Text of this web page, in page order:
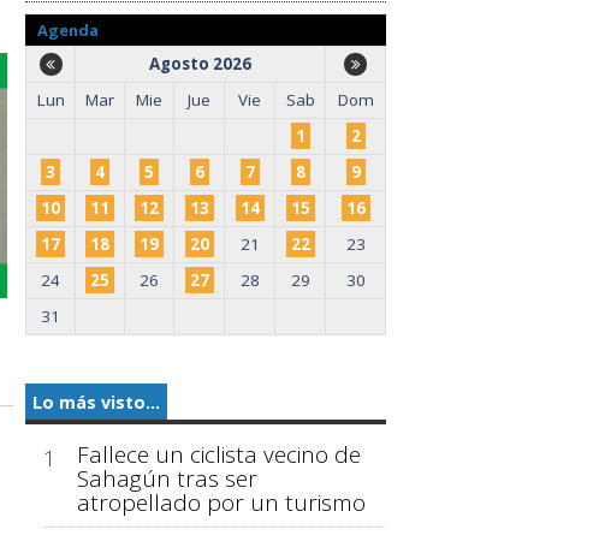
Agenda
Agosto 2026
Lun
Mar Mie Jue Vie Sab
Dom
1
2
3
4 5 6 7 8
9
10
11 12 13 14 15
16
17
18 19 20 21 22
23
24
25 26 27 28 29
30
31
Lo más visto...
1 Fallece un ciclista vecino de
Sahagún tras ser
atropellado por un turismo